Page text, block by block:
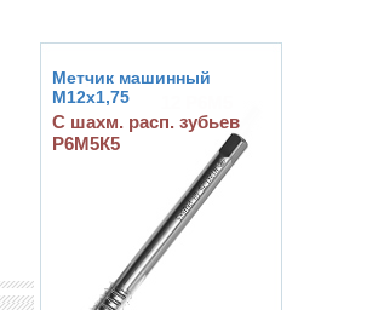
Метчик машинный
М12х1,75
С шахм. расп. зубьев
Р6М5К5